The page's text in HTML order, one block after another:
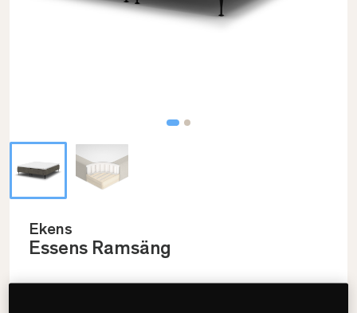
Ekens
Essens Ramsäng